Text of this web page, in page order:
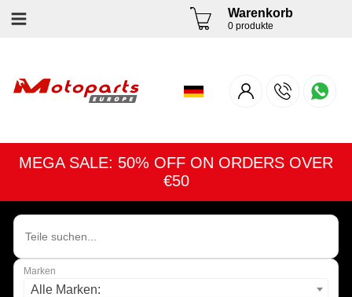
Warenkorb
0 produkte
MEGA SALE: 50% OFF ON ORDERS OVER
€50
Marken
Alle Marken: